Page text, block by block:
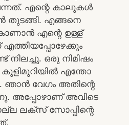
എന്റെ കാലുകൾ
തുടങ്ങി. എങ്ങനെ
എന്റെ ഉള്ള്
നിലച്ചു. ഒരു നിമിഷം
എന്തോ
ഞാൻ വേഗം അതിന്റെ
അപ്പോഴാണ് അവിടെ
ലക്സ് സോപ്പിന്റെ